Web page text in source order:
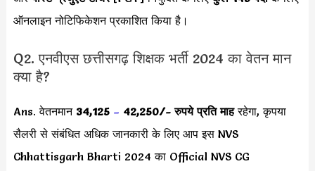
ऑनलाइन नोटिफिकेशन प्रकाशित किया है।
Q2. एनवीएस छत्तीसगढ़ शिक्षक भर्ती 2024 का वेतन मान
क्या है?
Ans. वेतनमान 34,125 – 42,250/-रुपये प्रति माहरहेगा, कृपया
सैलरी से संबंधित अधिक जानकारी के लिए आप इस NVS
Chhattisgarh Bharti 2024 का Official NVS CG